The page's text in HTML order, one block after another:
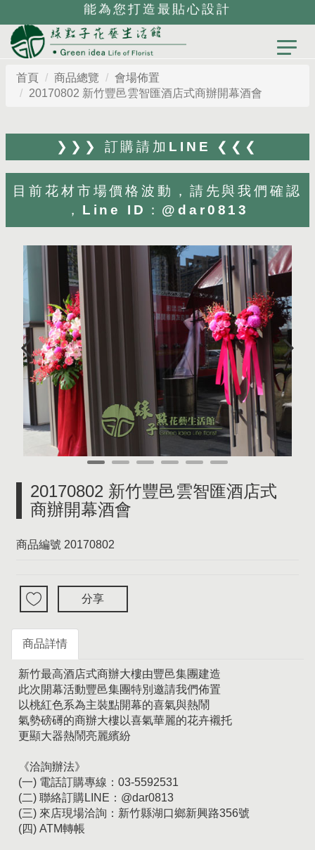
首頁 商品總覽
會場佈置
20170802 新竹豐邑雲智匯酒店式商辦開幕酒會
❯❯❯ 訂購請加LINE ❮❮❮
目前花材市場價格波動，請先與我們確認
，Line ID：@dar0813
20170802 新竹豐邑雲智匯酒店式
商辦開幕酒會
商品編號 20170802
分享
商品詳情
新竹最高酒店式商辦大樓由豐邑集團建造
此次開幕活動豐邑集團特別邀請我們佈置
以桃紅色系為主裝點開幕的喜氣與熱鬧
氣勢磅礡的商辦大樓以喜氣華麗的花卉襯托
更顯大器熱鬧亮麗繽紛
《洽詢辦法》
(一) 電話訂購專線：03-5592531
(二) 聯絡訂購LINE：@dar0813
(三) 來店現場洽詢：新竹縣湖口鄉新興路356號
(四) ATM轉帳
能為您打造最貼心設計